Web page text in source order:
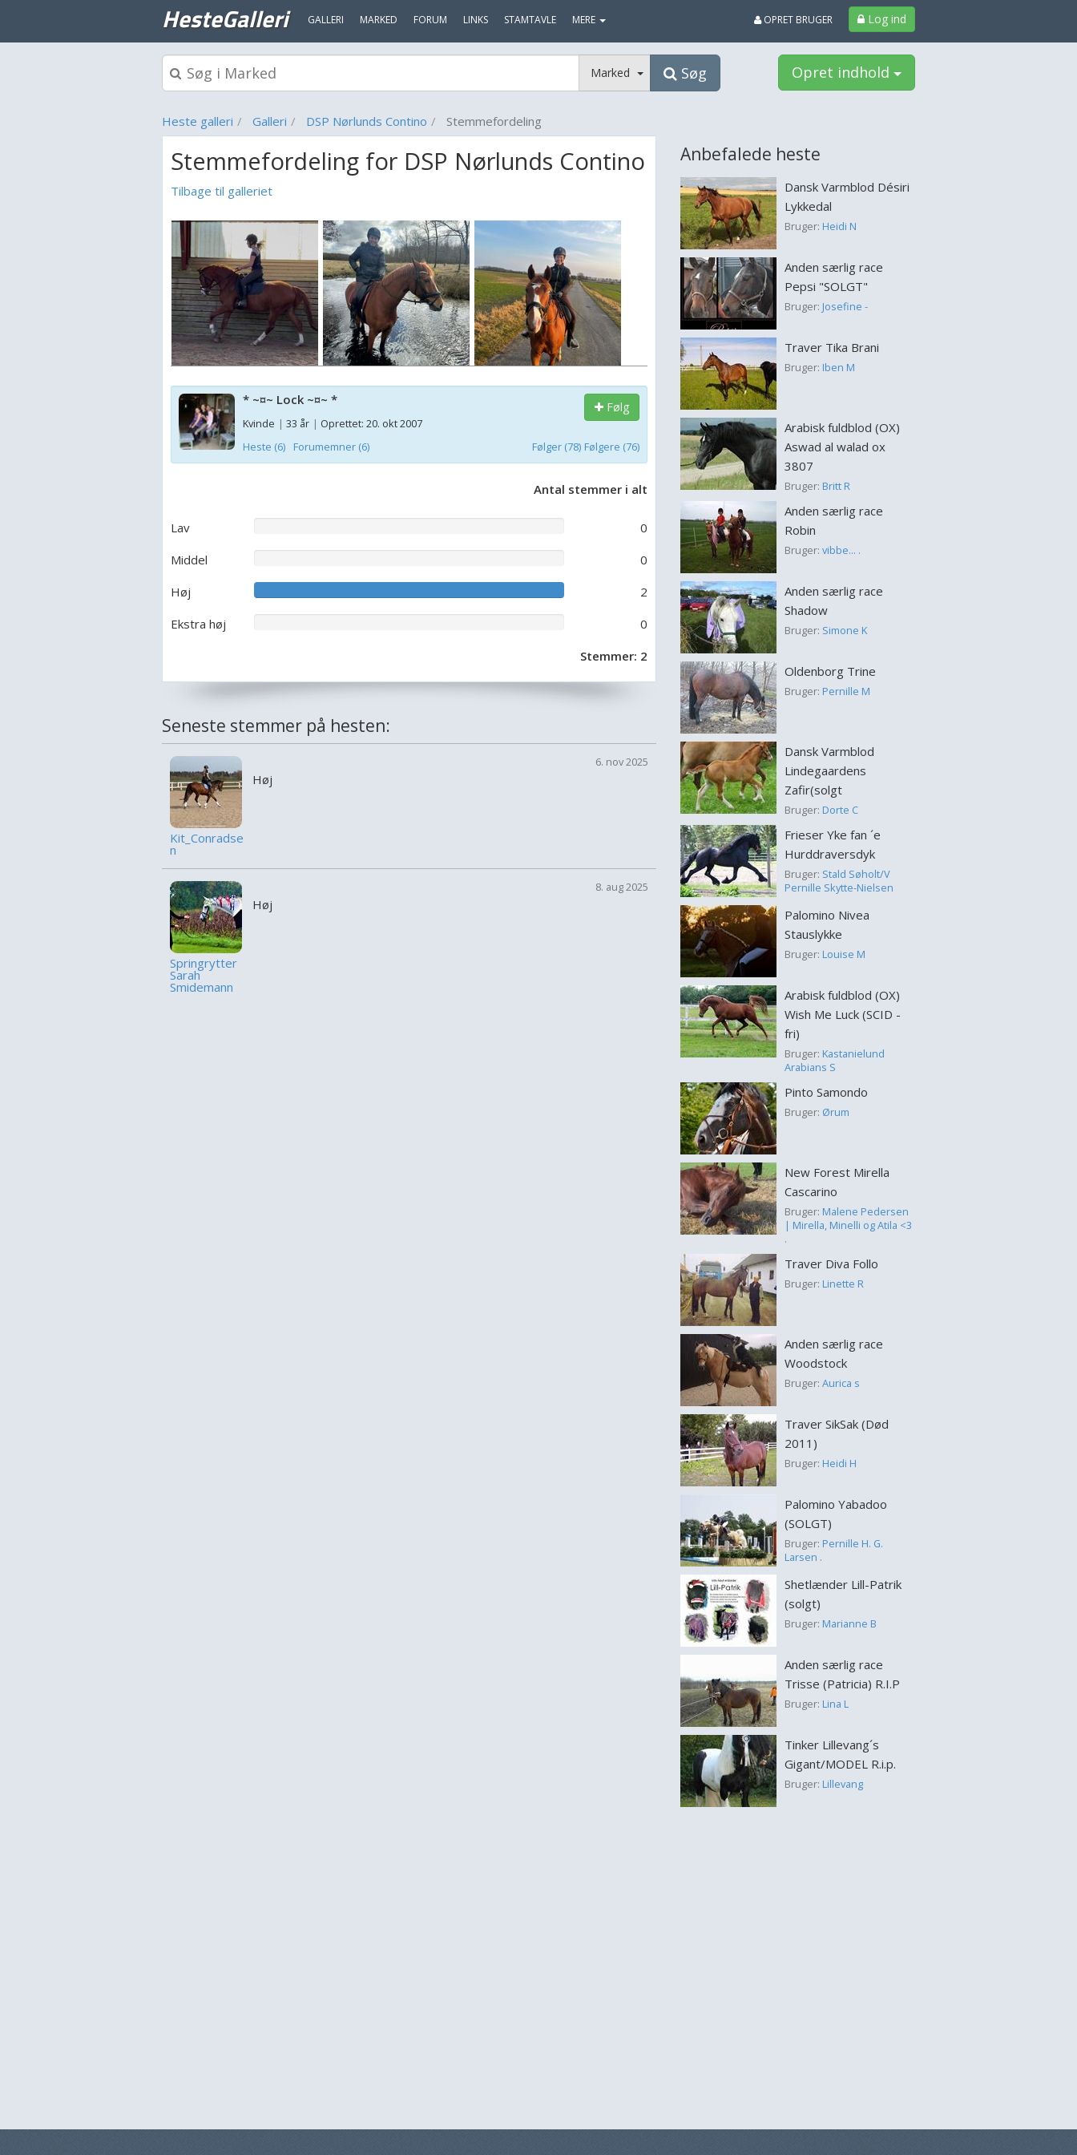
HesteGalleri GALLERI MARKED FORUM LINKS STAMTAVLE MERE Log ind
OPRET BRUGER
Marked Søg Opret indhold
Heste galleri Galleri DSP Nørlunds Contino Stemmefordeling
Stemmefordeling for DSP Nørlunds Contino
Tilbage til galleriet
* ~¤~ Lock ~¤~ *
Kvinde | 33 år | Oprettet: 20. okt 2007
Heste (6)
Forumemner (6)
Følg
Følger (78) Følgere (76)
Antal stemmer i alt
Lav
0
Middel
0
Høj
2
Ekstra høj
0
Stemmer: 2
Seneste stemmer på hesten:
Kit_Conradse
n
6. nov 2025
Høj
Springrytter
Sarah
Smidemann
8. aug 2025
Høj
Anbefalede heste
Dansk Varmblod Désiri
Lykkedal
Bruger: Heidi N
Anden særlig race
Pepsi "SOLGT"
Bruger: Josefine -
Traver Tika Brani
Bruger: Iben M
Arabisk fuldblod (OX)
Aswad al walad ox
3807
Bruger: Britt R
Anden særlig race
Robin
Bruger: vibbe... .
Anden særlig race
Shadow
Bruger: Simone K
Oldenborg Trine
Bruger: Pernille M
Dansk Varmblod
Lindegaardens
Zafir(solgt
Bruger: Dorte C
Frieser Yke fan ´e
Hurddraversdyk
Bruger: Stald Søholt/V
Pernille Skytte-Nielsen
Palomino Nivea
Stauslykke
Bruger: Louise M
Arabisk fuldblod (OX)
Wish Me Luck (SCID -
fri)
Bruger: Kastanielund
Arabians S
Pinto Samondo
Bruger: Ørum
New Forest Mirella
Cascarino
Bruger: Malene Pedersen
| Mirella, Minelli og Atila <3
.
Traver Diva Follo
Bruger: Linette R
Anden særlig race
Woodstock
Bruger: Aurica s
Traver SikSak (Død
2011)
Bruger: Heidi H
Palomino Yabadoo
(SOLGT)
Bruger: Pernille H. G.
Larsen .
Shetlænder Lill-Patrik
(solgt)
Bruger: Marianne B
Anden særlig race
Trisse (Patricia) R.I.P
Bruger: Lina L
Tinker Lillevang´s
Gigant/MODEL R.i.p.
Bruger: Lillevang